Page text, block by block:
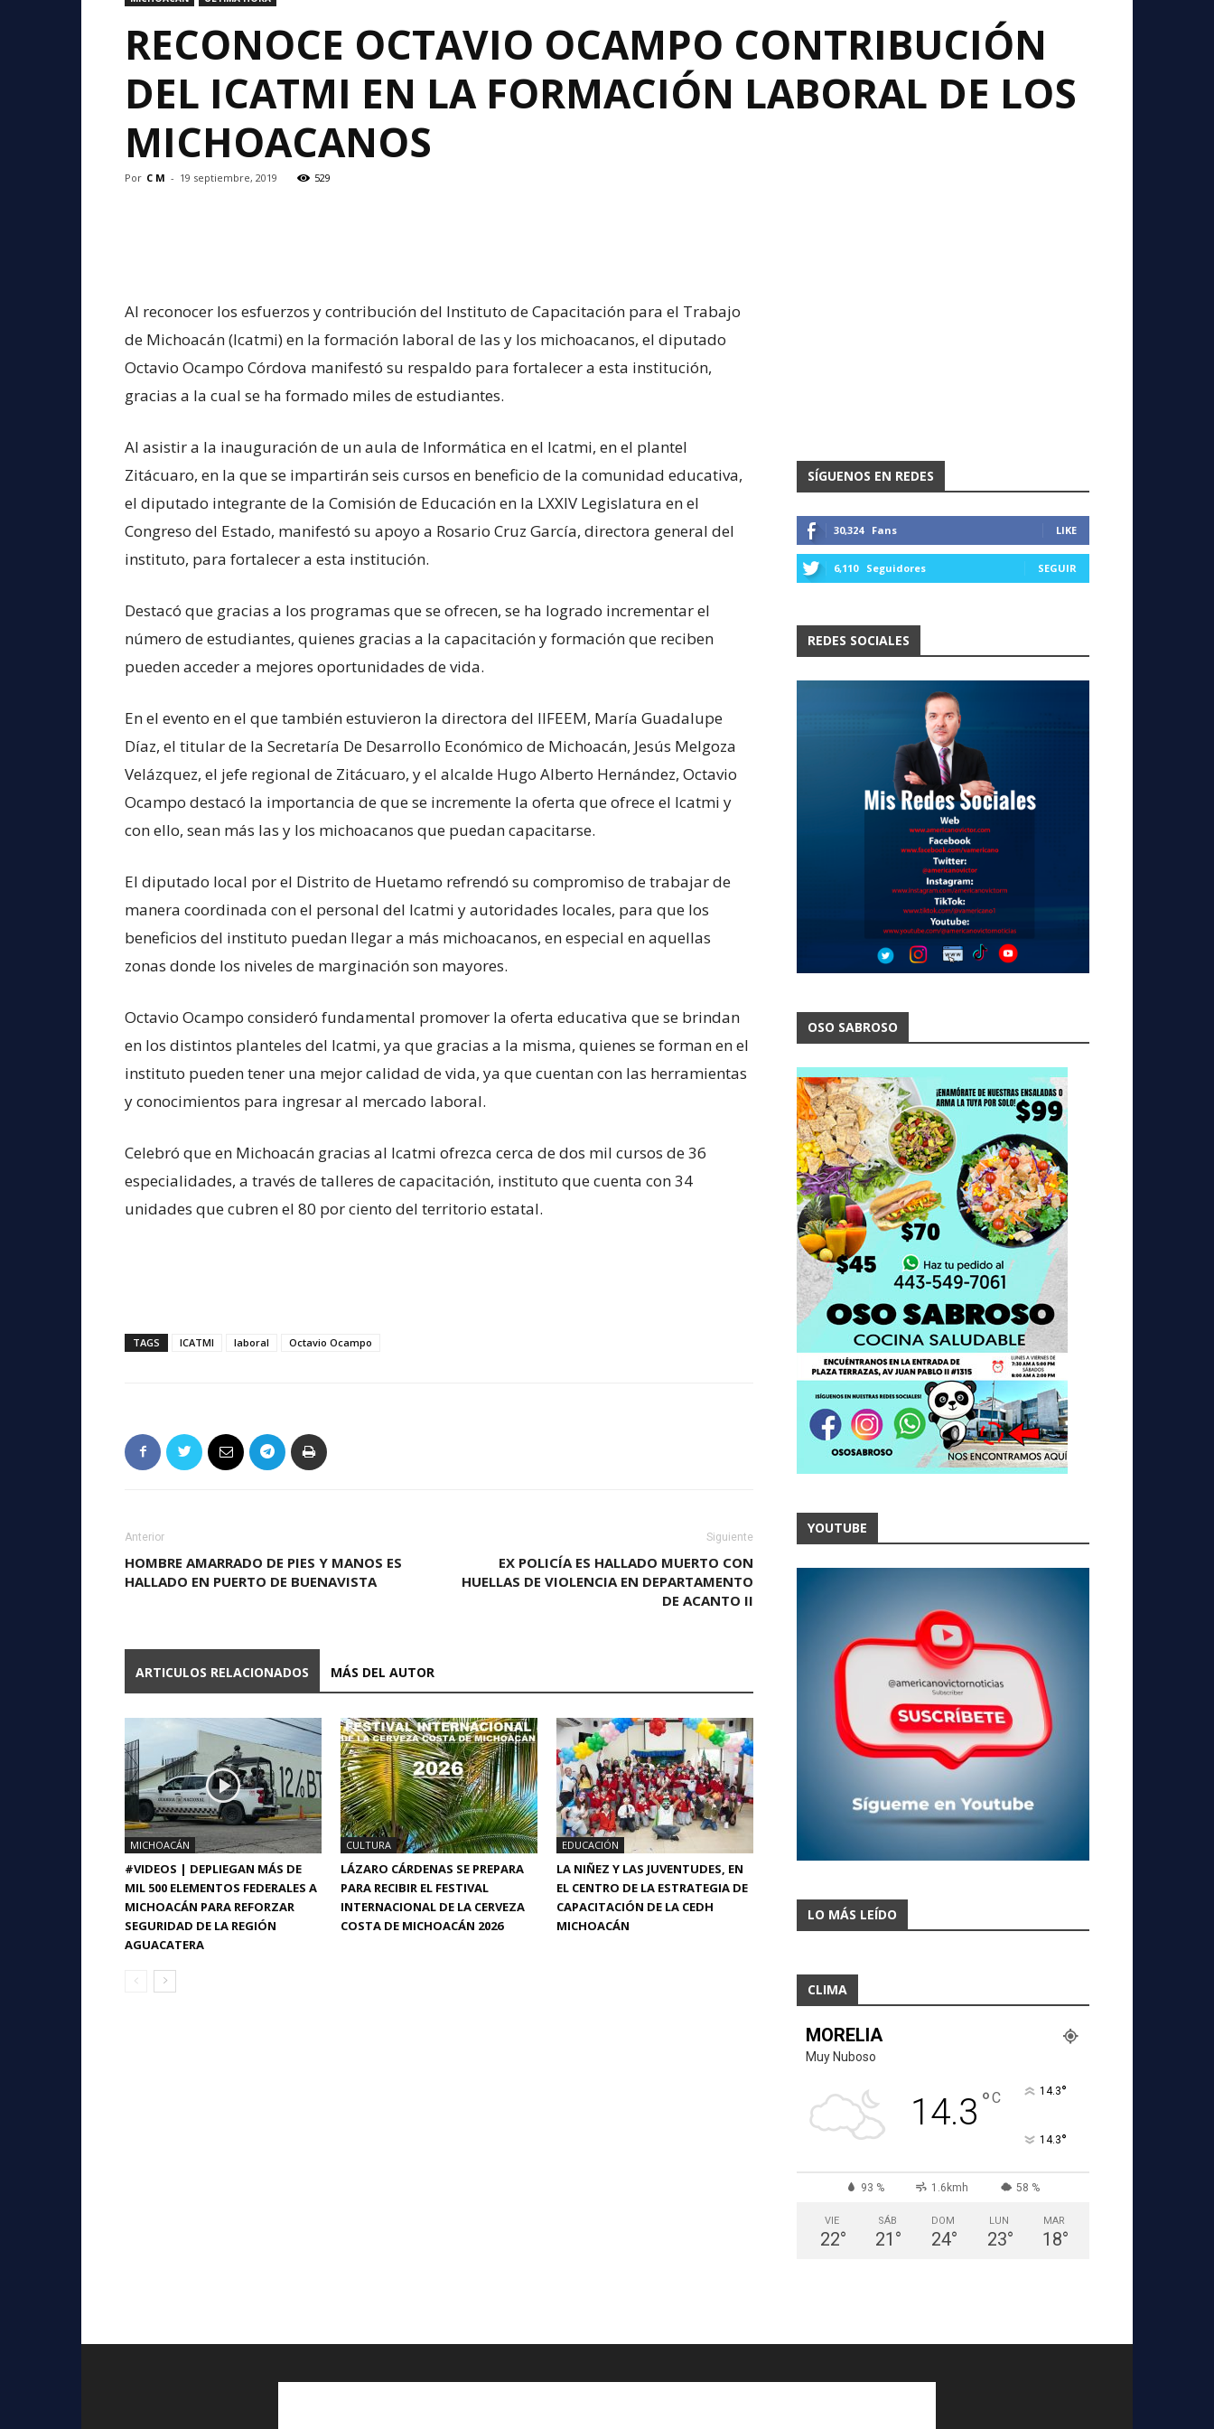
RECONOCE OCTAVIO OCAMPO CONTRIBUCIÓN
DEL ICATMI EN LA FORMACIÓN LABORAL DE LOS
MICHOACANOS
Por C M - 19 septiembre, 2019 529
Al reconocer los esfuerzos y contribución del Instituto de Capacitación para el Trabajo
de Michoacán (Icatmi) en la formación laboral de las y los michoacanos, el diputado
Octavio Ocampo Córdova manifestó su respaldo para fortalecer a esta institución,
gracias a la cual se ha formado miles de estudiantes.
Al asistir a la inauguración de un aula de Informática en el Icatmi, en el plantel
Zitácuaro, en la que se impartirán seis cursos en beneficio de la comunidad educativa,
el diputado integrante de la Comisión de Educación en la LXXIV Legislatura en el
Congreso del Estado, manifestó su apoyo a Rosario Cruz García, directora general del
instituto, para fortalecer a esta institución.
Destacó que gracias a los programas que se ofrecen, se ha logrado incrementar el
número de estudiantes, quienes gracias a la capacitación y formación que reciben
pueden acceder a mejores oportunidades de vida.
En el evento en el que también estuvieron la directora del IIFEEM, María Guadalupe
Díaz, el titular de la Secretaría De Desarrollo Económico de Michoacán, Jesús Melgoza
Velázquez, el jefe regional de Zitácuaro, y el alcalde Hugo Alberto Hernández, Octavio
Ocampo destacó la importancia de que se incremente la oferta que ofrece el Icatmi y
con ello, sean más las y los michoacanos que puedan capacitarse.
El diputado local por el Distrito de Huetamo refrendó su compromiso de trabajar de
manera coordinada con el personal del Icatmi y autoridades locales, para que los
beneficios del instituto puedan llegar a más michoacanos, en especial en aquellas
zonas donde los niveles de marginación son mayores.
Octavio Ocampo consideró fundamental promover la oferta educativa que se brindan
en los distintos planteles del Icatmi, ya que gracias a la misma, quienes se forman en el
instituto pueden tener una mejor calidad de vida, ya que cuentan con las herramientas
y conocimientos para ingresar al mercado laboral.
Celebró que en Michoacán gracias al Icatmi ofrezca cerca de dos mil cursos de 36
especialidades, a través de talleres de capacitación, instituto que cuenta con 34
unidades que cubren el 80 por ciento del territorio estatal.
TAGS ICATMI laboral Octavio Ocampo
Anterior
HOMBRE AMARRADO DE PIES Y MANOS ES
HALLADO EN PUERTO DE BUENAVISTA
Siguiente
EX POLICÍA ES HALLADO MUERTO CON
HUELLAS DE VIOLENCIA EN DEPARTAMENTO
DE ACANTO II
ARTICULOS RELACIONADOS MÁS DEL AUTOR
MICHOACÁN
#VIDEOS | DEPLIEGAN MÁS DE
MIL 500 ELEMENTOS FEDERALES A
MICHOACÁN PARA REFORZAR
SEGURIDAD DE LA REGIÓN
AGUACATERA
CULTURA
LÁZARO CÁRDENAS SE PREPARA
PARA RECIBIR EL FESTIVAL
INTERNACIONAL DE LA CERVEZA
COSTA DE MICHOACÁN 2026
EDUCACIÓN
LA NIÑEZ Y LAS JUVENTUDES, EN
EL CENTRO DE LA ESTRATEGIA DE
CAPACITACIÓN DE LA CEDH
MICHOACÁN
SÍGUENOS EN REDES
30,324 Fans LIKE
6,110 Seguidores SEGUIR
REDES SOCIALES
OSO SABROSO
YOUTUBE
LO MÁS LEÍDO
CLIMA
MORELIA
Muy Nuboso
14.3 °C 14.3°
14.3°
93 % 1.6kmh 58 %
VIE
22°
SÁB
21 °
DOM
24°
LUN
23°
MAR
18°